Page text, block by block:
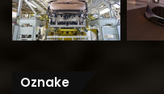
Oznake